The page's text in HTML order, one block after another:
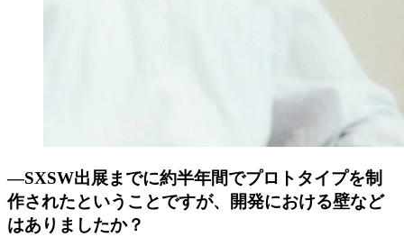
―SXSW出展までに約半年間でプロトタイプを制
作されたということですが、開発における壁など
はありましたか？